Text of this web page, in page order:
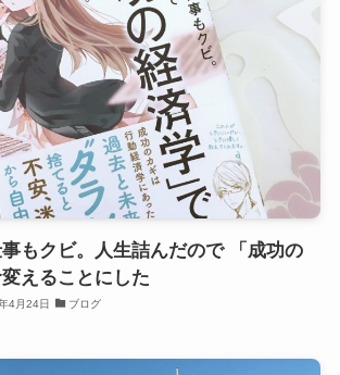
もクビ。人生詰んだので 「成功の
えることにした
4月24日 ブログ